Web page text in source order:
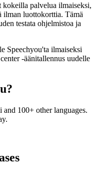
palvelua ilmaiseksi,
ilman luottokorttia. Tämä
testata ohjelmistoa ja
Speechyou'ta ilmaiseksi
-äänitallennus uudelle
and 100+ other languages.